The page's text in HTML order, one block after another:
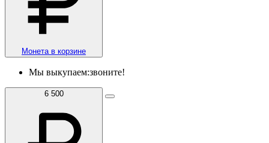
Монета в корзине
Мы выкупаем:звоните!
6 500